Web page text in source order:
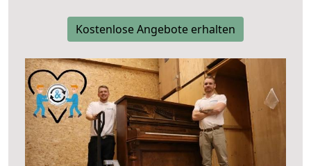
Kostenlose Angebote erhalten